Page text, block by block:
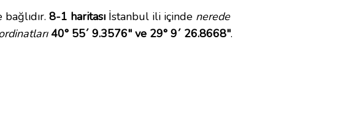
8-1 haritası İstanbul ili içinde nerede
40° 55´ 9.3576" ve 29° 9´ 26.8668".